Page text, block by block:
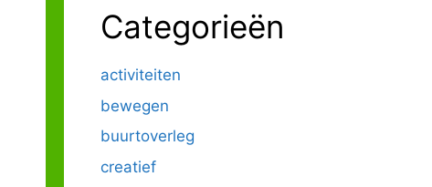
Categorieën
activiteiten
bewegen
buurtoverleg
creatief